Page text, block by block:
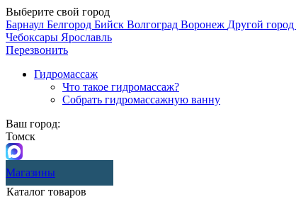
Выберите свой город
Барнаул Белгород Бийск Волгоград Воронеж Другой город
Чебоксары Ярославль
Перезвонить
Гидромассаж
Что такое гидромассаж?
Собрать гидромассажную ванну
Ваш город:
Томск
Магазины
Каталог товаров